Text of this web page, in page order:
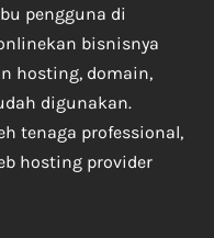
pengguna di
bisnisnya
hosting, domain,
digunakan.
tenaga professional,
hosting provider